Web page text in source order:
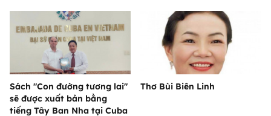
Sách "Con đường tương lai"
sẽ được xuất bản bằng
tiếng Tây Ban Nha tại Cuba
Thơ Bùi Biên Linh